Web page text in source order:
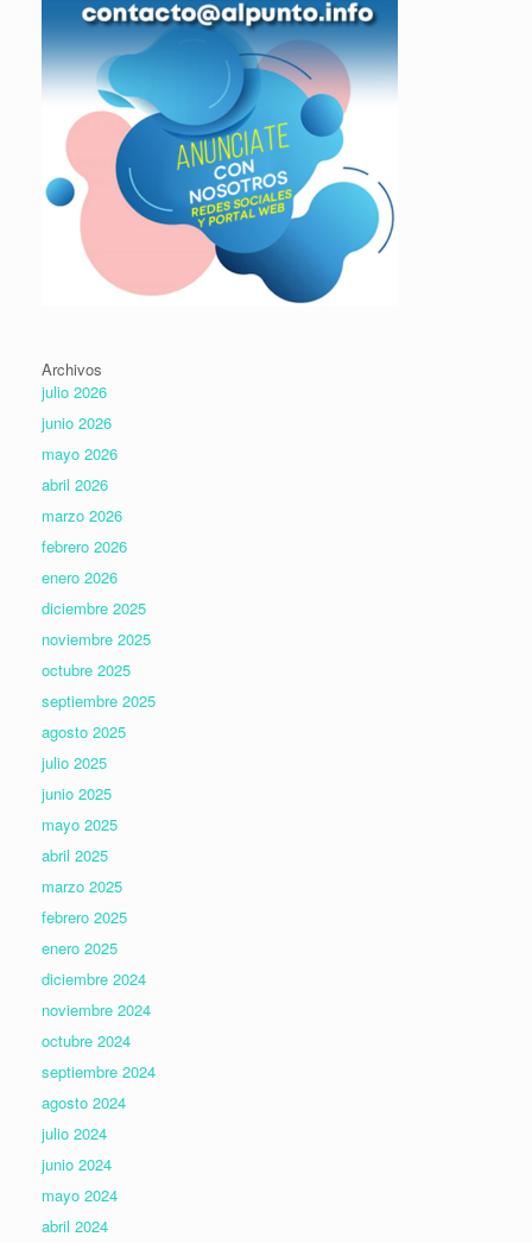
Archivos
julio 2026
junio 2026
mayo 2026
abril 2026
marzo 2026
febrero 2026
enero 2026
diciembre 2025
noviembre 2025
octubre 2025
septiembre 2025
agosto 2025
julio 2025
junio 2025
mayo 2025
abril 2025
marzo 2025
febrero 2025
enero 2025
diciembre 2024
noviembre 2024
octubre 2024
septiembre 2024
agosto 2024
julio 2024
junio 2024
mayo 2024
abril 2024